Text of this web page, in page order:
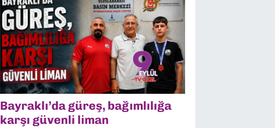
Bayraklı’da güreş, bağımlılığa
karşı güvenli liman